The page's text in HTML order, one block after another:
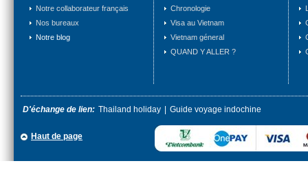
Notre collaborateur français
Nos bureaux
Notre blog
Chronologie
Visa au Vietnam
Vietnam géneral
QUAND Y ALLER ?
D'échange de lien: Thailand holiday Guide voyage indochine
Haut de page